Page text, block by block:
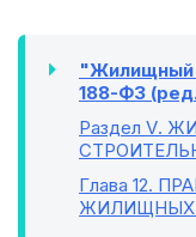
"Жилищный
188-ФЗ
Раздел V.
Глава 12.
ЖИЛИЩНЫХ